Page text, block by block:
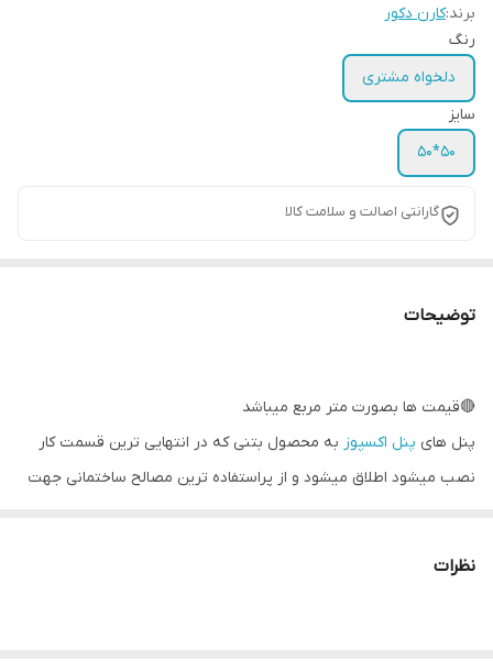
برند:کارن دکور
رنگ
دلخواه مشتری
سایز
50*50
گارانتی اصالت و سلامت کالا
توضیحات
🔴قیمت ها بصورت متر مربع میباشد
پنل های پنل اکسپوز به محصول بتنی که در انتهایی ترین قسمت کار
نصب میشود اطلاق میشود و از پراستفاده ترین مصالح ساختمانی جهت
و ضربه شدید میباشد. قابل استفاده در دکوراسیون داخلی و نماست و در
نظرات